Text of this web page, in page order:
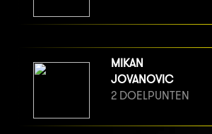
MIKAN
JOVANOVIC
2 DOELPUNTEN